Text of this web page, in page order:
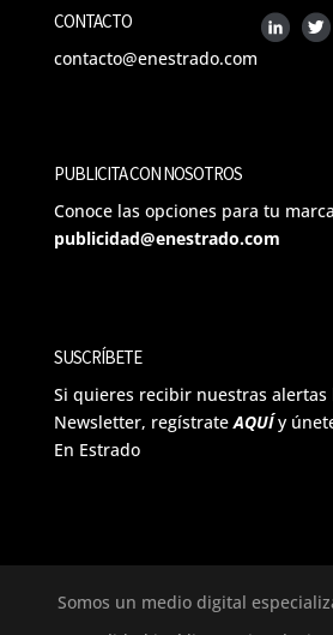
CONTACTO
contacto@enestrado.com
PUBLICITA CON NOSOTROS
Conoce las opciones para tu
publicidad@enestrado.com
SUSCRÍBETE
Si quieres recibir nuestras alertas
Newsletter, regístrateAQUÍ y
En Estrado
Somos un medio digital